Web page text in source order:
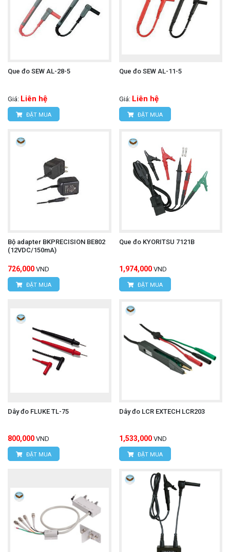
Tham khảo thêm:
Máy đo khoảng cách UNI-T
LM50A
Que đo SEW AL-28-5
Giá: Liên hệ
ĐẶT MUA
Que đo SEW AL-11-5
Giá: Liên hệ
ĐẶT MUA
Bộ adapter BKPRECISION BE802
(12VDC/150mA)
726,000 VND
ĐẶT MUA
Que đo KYORITSU 7121B
1,974,000 VND
ĐẶT MUA
Dây đo FLUKE TL-75
800,000 VND
ĐẶT MUA
Dây đo LCR EXTECH LCR203
1,533,000 VND
ĐẶT MUA